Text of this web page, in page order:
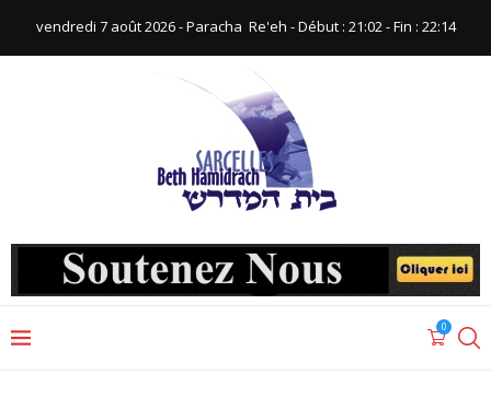
vendredi 7 août 2026 - Paracha ‪ Re'eh‬ - Début : 21:02‬ - Fin : ‪22:14‬
0